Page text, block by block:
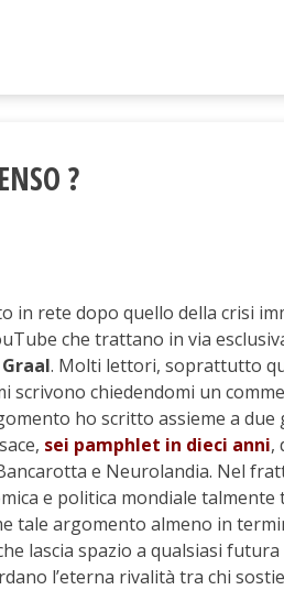
?
in rete dopo quello della crisi
che trattano in via
. Molti lettori, soprattutto
scrivono chiedendomi un
ho scritto assieme a
sei pamphlet in dieci anni,
e Neurolandia. Nel
e politica mondiale talmente
tale argomento almeno in
lascia spazio a qualsiasi
l’eterna rivalità tra chi